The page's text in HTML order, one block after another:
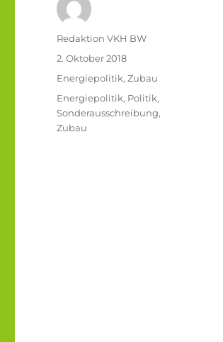
Autor
Redaktion VKH BW
Veröffentlicht
2. Oktober 2018
Kategorien
Energiepolitik,Zubau
Schlagwörter
Energiepolitik, Politik,
Sonderausschreibung,
Zubau